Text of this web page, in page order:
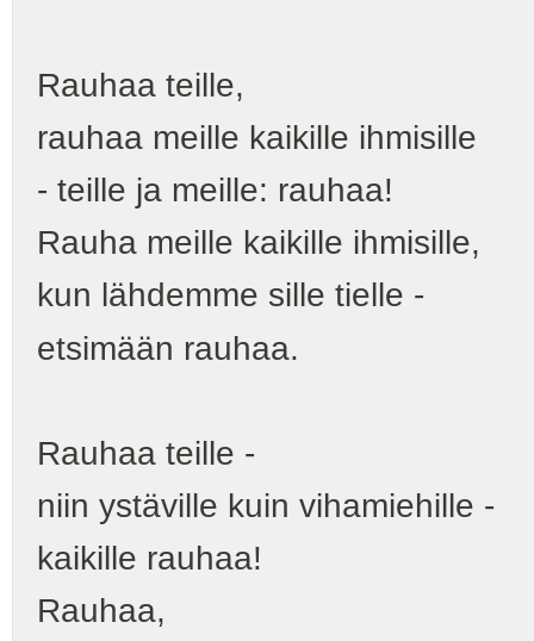
Rauhaa teille,
rauhaa meille kaikille ihmisille
- teille ja meille: rauhaa!
Rauha meille kaikille ihmisille,
kun lähdemme sille tielle -
etsimään rauhaa.
Rauhaa teille -
niin ystäville kuin vihamiehille -
kaikille rauhaa!
Rauhaa,